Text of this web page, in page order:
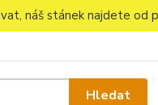
náš stánek najdete
Hledat